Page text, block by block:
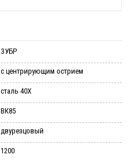
ЗУБР
с центрирующим острием
сталь 40Х
ВК85
двурезцовый
1200